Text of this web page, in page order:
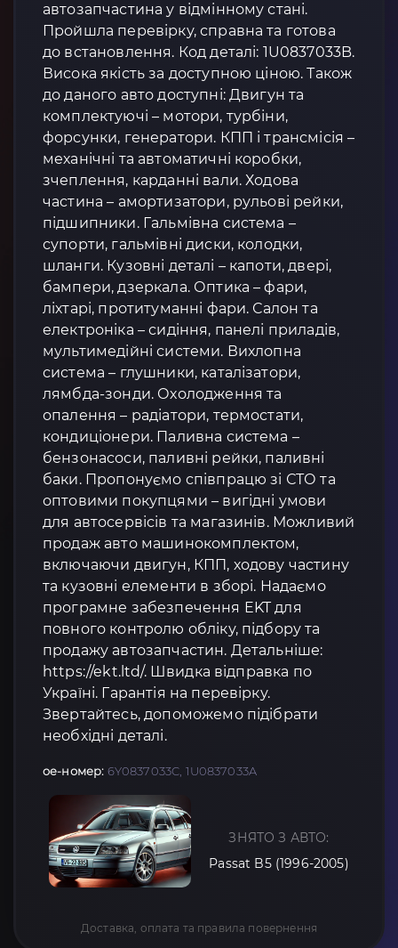
автозапчастина у відмінному стані.
Пройшла перевірку, справна та готова
до встановлення. Код деталі: 1U0837033B.
Висока якість за доступною ціною. Також
до даного авто доступні: Двигун та
комплектуючі – мотори, турбіни,
форсунки, генератори. КПП і трансмісія –
механічні та автоматичні коробки,
зчеплення, карданні вали. Ходова
частина – амортизатори, рульові рейки,
підшипники. Гальмівна система –
супорти, гальмівні диски, колодки,
шланги. Кузовні деталі – капоти, двері,
бампери, дзеркала. Оптика – фари,
ліхтарі, протитуманні фари. Салон та
електроніка – сидіння, панелі приладів,
мультимедійні системи. Вихлопна
система – глушники, каталізатори,
лямбда-зонди. Охолодження та
опалення – радіатори, термостати,
кондиціонери. Паливна система –
бензонасоси, паливні рейки, паливні
баки. Пропонуємо співпрацю зі СТО та
оптовими покупцями – вигідні умови
для автосервісів та магазинів. Можливий
продаж авто машинокомплектом,
включаючи двигун, КПП, ходову частину
та кузовні елементи в зборі. Надаємо
програмне забезпечення EKT для
повного контролю обліку, підбору та
продажу автозапчастин. Детальніше:
https://ekt.ltd/. Швидка відправка по
Україні. Гарантія на перевірку.
Звертайтесь, допоможемо підібрати
необхідні деталі.
oe-номер: 6Y0837033C, 1U0837033A
ЗНЯТО З АВТО:
Passat B5 (1996-2005)
Доставка, оплата та правила повернення